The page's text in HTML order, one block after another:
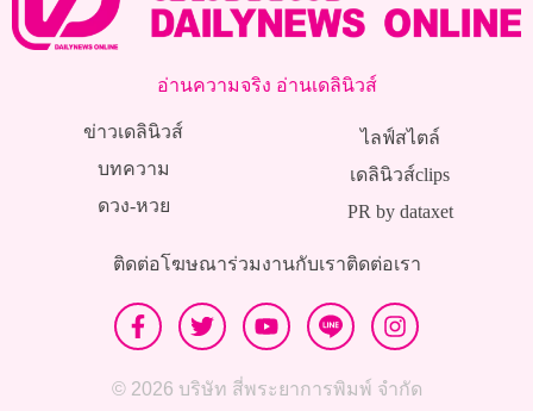
อ่านความจริง อ่านเดลินิวส์
ข่าวเดลินิวส์
บทความ
ดวง-หวย
ไลฟ์สไตล์
เดลินิวส์clips
PR by dataxet
ติดต่อโฆษณาร่วมงานกับเราติดต่อเรา
© 2026 บริษัท สี่พระยาการพิมพ์ จำกัด